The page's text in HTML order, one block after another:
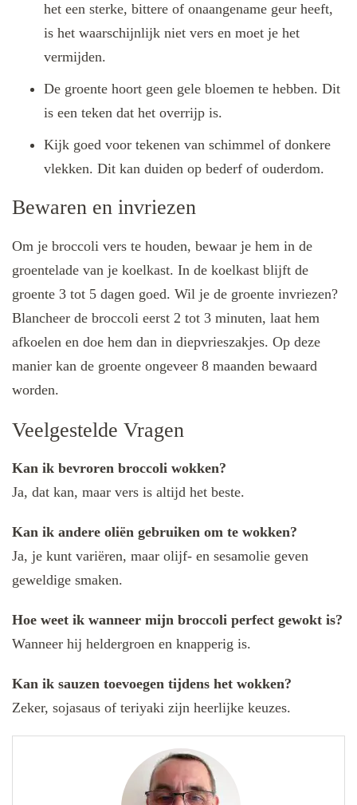
het een sterke, bittere of onaangename geur heeft,
is het waarschijnlijk niet vers en moet je het
vermijden.
De groente hoort geen gele bloemen te hebben. Dit
is een teken dat het overrijp is.
Kijk goed voor tekenen van schimmel of donkere
vlekken. Dit kan duiden op bederf of ouderdom.
Bewaren en invriezen
Om je broccoli vers te houden, bewaar je hem in de
groentelade van je koelkast. In de koelkast blijft de
groente 3 tot 5 dagen goed. Wil je de groente invriezen?
Blancheer de broccoli eerst 2 tot 3 minuten, laat hem
afkoelen en doe hem dan in diepvrieszakjes. Op deze
manier kan de groente ongeveer 8 maanden bewaard
worden.
Veelgestelde Vragen
Kan ik bevroren broccoli wokken?
Ja, dat kan, maar vers is altijd het beste.
Kan ik andere oliën gebruiken om te wokken?
Ja, je kunt variëren, maar olijf- en sesamolie geven
geweldige smaken.
Hoe weet ik wanneer mijn broccoli perfect gewokt is?
Wanneer hij heldergroen en knapperig is.
Kan ik sauzen toevoegen tijdens het wokken?
Zeker, sojasaus of teriyaki zijn heerlijke keuzes.